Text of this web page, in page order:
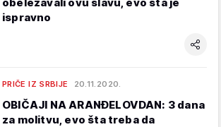
ispravno
PRIČE IZ SRBIJE 20.11.2020.
OBIČAJI NA ARANĐELOVDAN: 3 dana
za molitvu, evo šta treba da